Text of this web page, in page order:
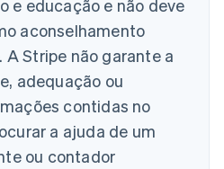
e educação e não deve
aconselhamento
Stripe não garante a
adequação ou
contidas no
a ajuda de um
ou contador
English